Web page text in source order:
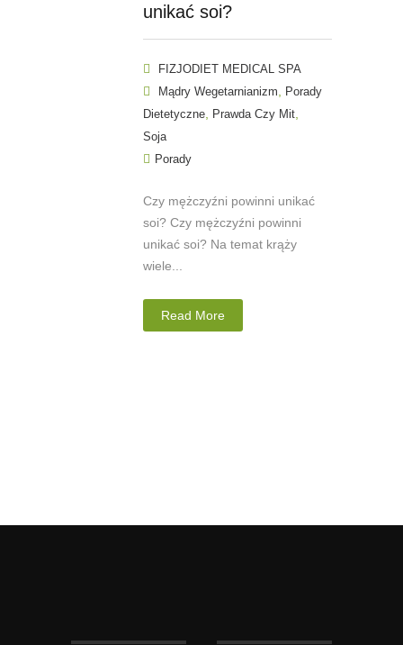
unikać soi?
FIZJODIET MEDICAL SPA
Mądry Wegetarnianizm
Porady
Dietetyczne
Prawda Czy Mit
Soja
Porady
Czy mężczyźni powinni unikać
soi? Czy mężczyźni powinni
unikać soi? Na temat krąży
wiele...
Read More